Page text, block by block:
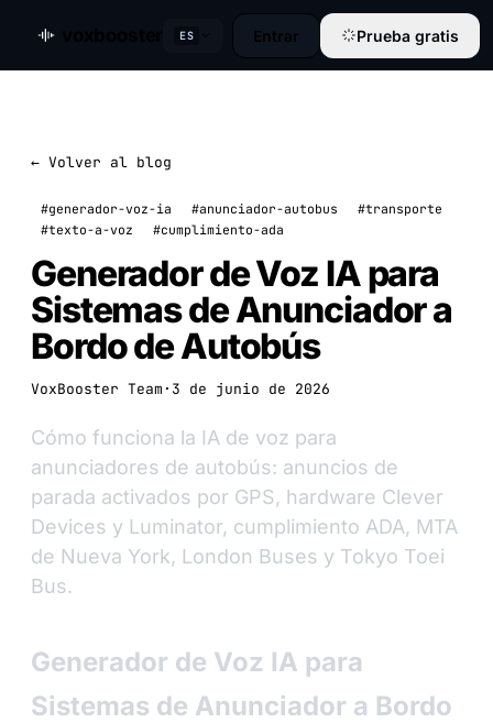
ES Entrar Prueba gratis
← Volver al blog
#generador-voz-ia #anunciador-autobus
#transporte
#texto-a-voz
#cumplimiento-ada
Generador de Voz IA para
Sistemas de Anunciador a
Bordo de Autobús
VoxBooster Team · 3 de junio de 2026
Cómo funciona la IA de voz para
anunciadores de autobús: anuncios de
parada activados por GPS, hardware Clever
Devices y Luminator, cumplimiento ADA, MTA
de Nueva York, London Buses y Tokyo Toei
Bus.
Generador de Voz IA para
Sistemas de Anunciador a Bordo